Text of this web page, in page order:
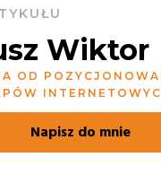
Wiktor
OD
Napisz do mnie